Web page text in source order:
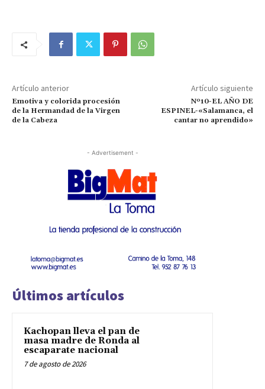
Artículo anterior
Emotiva y colorida procesión
de la Hermandad de la Virgen
de la Cabeza
Artículo siguiente
Nº10-EL AÑO DE
ESPINEL-«Salamanca, el
cantar no aprendido»
- Advertisement -
Últimos artículos
Kachopan lleva el pan de
masa madre de Ronda al
escaparate nacional
7 de agosto de 2026